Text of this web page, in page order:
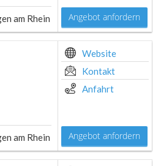
am Rhein Angebot anfordern
am Rhein
Website
Kontakt
Anfahrt
Angebot anfordern